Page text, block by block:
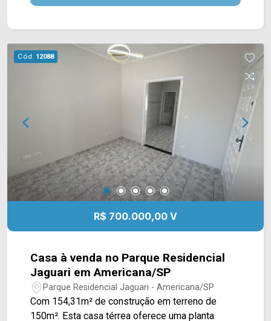
receber. Armários planejados, closet, ar-
morar e ainda aceita financiamento. ? 180m² de
terreno; ? 174m² de construção; ? 02 dormitórios,
sendo 01 suíte; ? 03 banheiros; ? Sala de estar; ?
Cozinha planejada com ilha; ? Closet; ? Armários
planejados; ? Ar-condicionado; ? Energia solar; ?
02 vagas de garagem, sendo 01 coberta.
Localizada no Jardim Nielsen Ville, em
Americana, a casa oferece fácil acesso aos
principais comércios, serviços e vias da cidade,
proporcionando mais praticidade para a rotina.
Entre em contato com a equipe da Arbix Imóveis
e agende sua visita. WhatsApp e telefone: (19)
Cód. 12088
R$ 700.000,00 V
Casa à venda no Parque Residencial
Jaguari em Americana/SP
Parque Residencial Jaguari - Americana/SP
Com 154,31m² de construção em terreno de
150m². Esta casa térrea oferece uma planta